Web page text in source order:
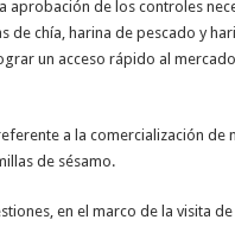
aprobación de los controles
chía, harina de pescado y
un acceso rápido al
a la comercialización de
de sésamo.
en el marco de la visita